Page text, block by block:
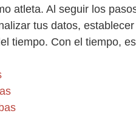
atleta. Al seguir los
tus datos,
tiempo. Con el tiempo,